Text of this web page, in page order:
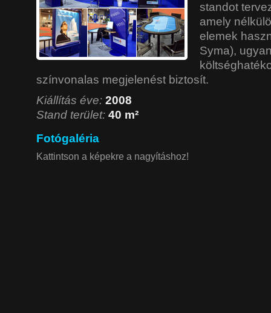
standot
amely
elemek
Syma),
színvonalas megjelenést biztosít.
Kiállítás éve: 2008
Stand terület: 40 m²
Fotógaléria
Kattintson a képekre a nagyításhoz!